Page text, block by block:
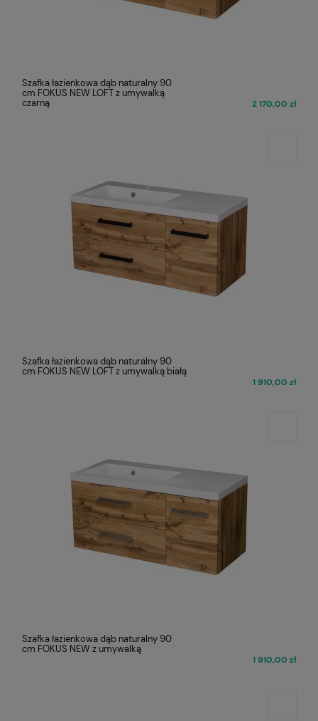
Szafka łazienkowa dąb naturalny 90
cm FOKUS NEW LOFT z umywalką
czarną
2 170,00 zł
Szafka łazienkowa dąb naturalny 90
cm FOKUS NEW LOFT z umywalką białą
1 910,00 zł
Szafka łazienkowa dąb naturalny 90
cm FOKUS NEW z umywalką
1 910,00 zł